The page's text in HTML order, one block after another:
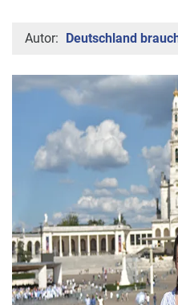
Autor: Deutschland